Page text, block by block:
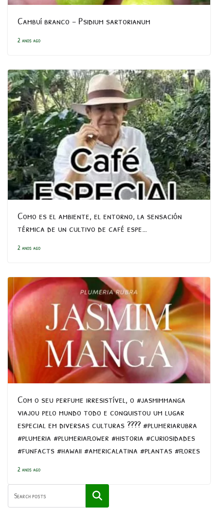
Cambuí branco – Psidium sartorianum
2 anos ago
Como es el ambiente, el entorno, la sensación
térmica de un cultivo de café espe…
2 anos ago
Com o seu perfume irresistível, o #jasmimmanga
viajou pelo mundo todo e conquistou um lugar
especial em diversas culturas ???? #plumeriarubra
#plumeria #plumeriaflower #historia #curiosidades
#funfacts #hawaii #americalatina #plantas #flores
2 anos ago
Pesquisar